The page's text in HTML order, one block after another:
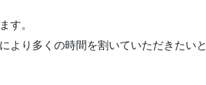
す。
より多くの時間を割いていただきたいと